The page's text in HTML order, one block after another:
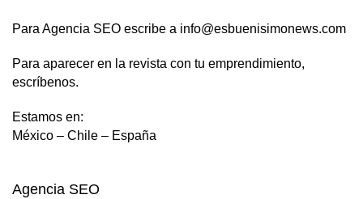
Para Agencia SEO escribe a info@esbuenisimonews.com
Para aparecer en la revista con tu emprendimiento,
escríbenos.
Estamos en:
México – Chile – España
Agencia SEO